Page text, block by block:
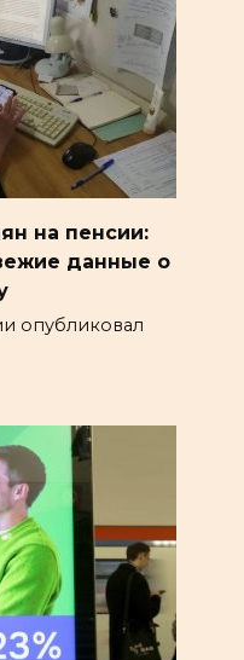
на пенсии:
данные о
опубликовал